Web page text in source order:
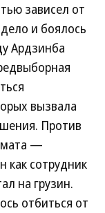
зависел от
и боялось
Ардзинба
вызвала
Против
—
как сотрудник
на грузин.
отбиться от